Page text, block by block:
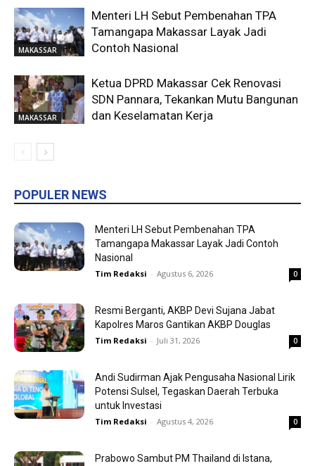
MAKASSAR
Menteri LH Sebut Pembenahan TPA
Tamangapa Makassar Layak Jadi
Contoh Nasional
MAKASSAR
Ketua DPRD Makassar Cek Renovasi
SDN Pannara, Tekankan Mutu Bangunan
dan Keselamatan Kerja
POPULER NEWS
Menteri LH Sebut Pembenahan TPA
Tamangapa Makassar Layak Jadi Contoh
Nasional
Tim Redaksi - Agustus 6, 2026 0
Resmi Berganti, AKBP Devi Sujana Jabat
Kapolres Maros Gantikan AKBP Douglas
Tim Redaksi - Juli 31, 2026 0
Andi Sudirman Ajak Pengusaha Nasional Lirik
Potensi Sulsel, Tegaskan Daerah Terbuka
untuk Investasi
Tim Redaksi - Agustus 4, 2026 0
Prabowo Sambut PM Thailand di Istana,